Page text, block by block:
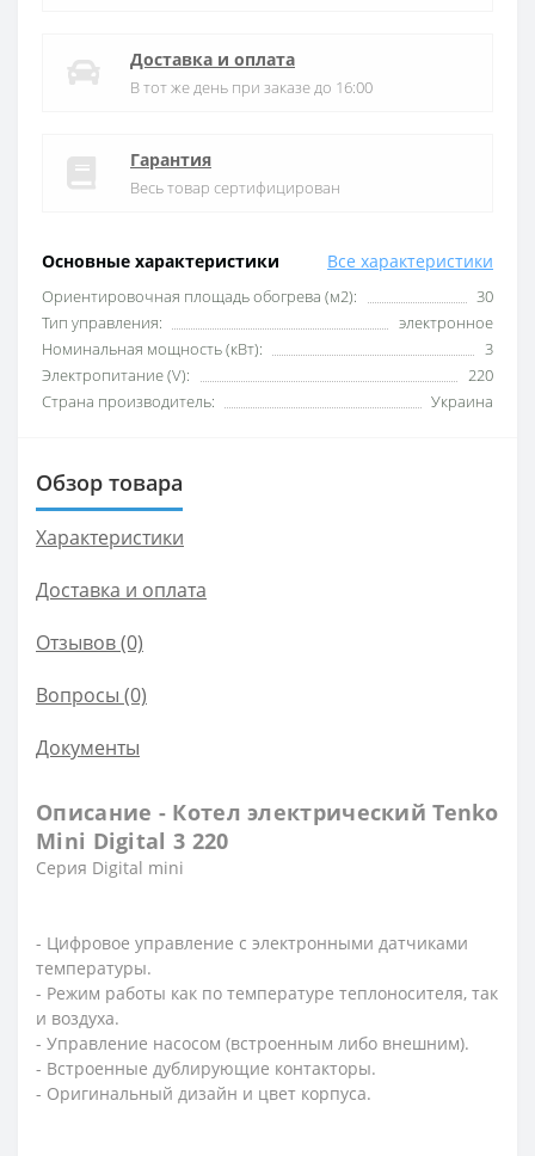
Основные характеристики Все характеристики
Ориентировочная площадь обогрева (м2):
30
Тип управления:
электронное
Номинальная мощность (кВт):
3
Электропитание (V):
220
Страна производитель:
Украина
Доставка и оплата
В тот же день при заказе до 16:00
Гарантия
Весь товар сертифицирован
Обзор товара
Характеристики
Доставка и оплата
Отзывов (0)
Вопросы (0)
Документы
Описание - Котел электрический Tenko
Mini Digital 3 220
Серия Digital mini
- Цифровое управление с электронными датчиками
температуры.
- Режим работы как по температуре теплоносителя, так
и воздуха.
- Управление насосом (встроенным либо внешним).
- Встроенные дублирующие контакторы.
- Оригинальный дизайн и цвет корпуса.